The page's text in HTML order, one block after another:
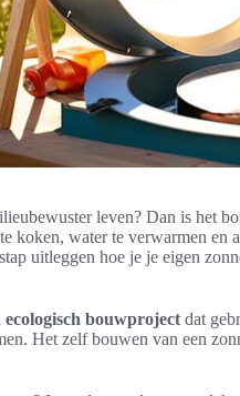
leven? Dan is het
koken, water te verwarmen
uitleggen hoe je je eigen
ecologisch bouwproject dat
Het zelf bouwen van een